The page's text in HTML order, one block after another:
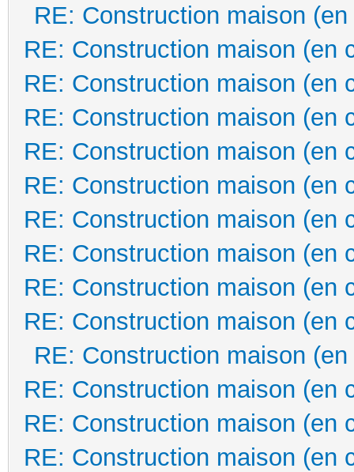
RE: Construction maison
RE: Construction maison (en
RE: Construction maison (en
RE: Construction maison (en
RE: Construction maison (en
RE: Construction maison (en
RE: Construction maison (en
RE: Construction maison (en
RE: Construction maison (en
RE: Construction maison (en
RE: Construction maison
RE: Construction maison (en
RE: Construction maison (en
RE: Construction maison (en